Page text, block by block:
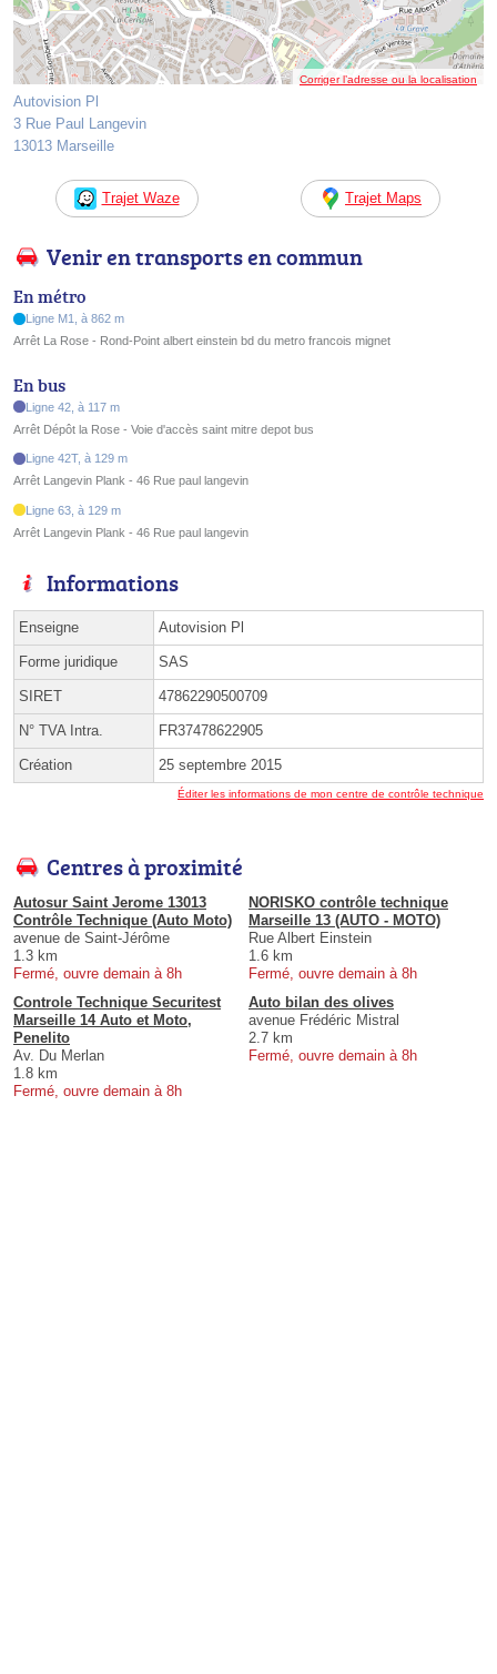
Corriger l’adresse ou la localisation
Autovision Pl
3 Rue Paul Langevin
13013 Marseille
Trajet Waze Trajet Maps
Venir en transports en commun
En métro
Ligne M1, à 862 m
Arrêt La Rose - Rond-Point albert einstein bd du metro francois mignet
En bus
Ligne 42, à 117 m
Arrêt Dépôt la Rose - Voie d'accès saint mitre depot bus
Ligne 42T, à 129 m
Arrêt Langevin Plank - 46 Rue paul langevin
Ligne 63, à 129 m
Arrêt Langevin Plank - 46 Rue paul langevin
Informations
Enseigne Autovision Pl
Forme juridique SAS
SIRET 47862290500709
N° TVA Intra. FR37478622905
Création 25 septembre 2015
Éditer les informations de mon centre de contrôle technique
Centres à proximité
Autosur Saint Jerome 13013
Contrôle Technique (Auto Moto)
avenue de Saint-Jérôme
1.3 km
Fermé, ouvre demain à 8h
NORISKO contrôle technique
Marseille 13 (AUTO - MOTO)
Rue Albert Einstein
1.6 km
Fermé, ouvre demain à 8h
Controle Technique Securitest
Marseille 14 Auto et Moto,
Penelito
Av. Du Merlan
1.8 km
Fermé, ouvre demain à 8h
Auto bilan des olives
avenue Frédéric Mistral
2.7 km
Fermé, ouvre demain à 8h